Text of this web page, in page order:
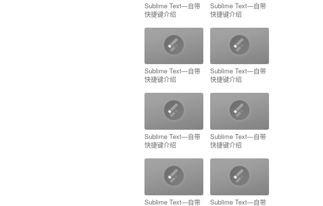
Sublime Text—自带
快捷键介绍
Sublime Text—自带
快捷键介绍
Sublime Text—自带
快捷键介绍
Sublime Text—自带
快捷键介绍
Sublime Text—自带
快捷键介绍
Sublime Text—自带
快捷键介绍
Sublime Text—自带
Sublime Text—自带